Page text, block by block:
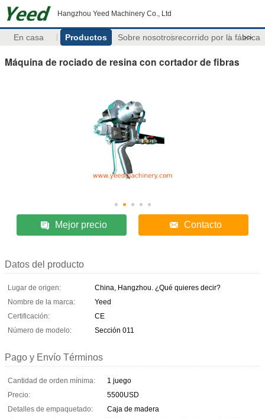
Hangzhou Yeed Machinery Co., Ltd
En casa Productos Sobre nosotrosrecorrido por la fábrica
>>
Máquina de rociado de resina con cortador de fibras
Mejor precio Contacto
Datos del producto
Lugar de origen:
China, Hangzhou. ¿Qué quieres decir?
Nombre de la marca:
Yeed
Certificación:
CE
Número de modelo:
Sección 011
Pago y Envío Términos
Cantidad de orden mínima:
1 juego
Precio:
5500USD
Detalles de empaquetado:
Caja de madera